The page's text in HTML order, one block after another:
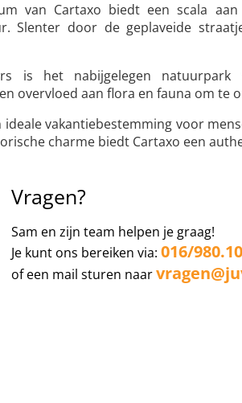
van Cartaxo biedt een scala
Slenter door de geplaveide
is het nabijgelegen
overvloed aan flora en fauna om te
ideale vakantiebestemming voor
charme biedt Cartaxo een
Vragen?
Sam en zijn team helpen je graag!
Je kunt ons bereiken via:016/
of een mail sturen naar